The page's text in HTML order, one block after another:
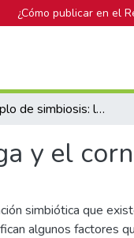
¿Cómo publicar en el
Un ejemplo de simbiosis: la hormiga y el cornizuelo
y el
simbiótica que
algunos factores